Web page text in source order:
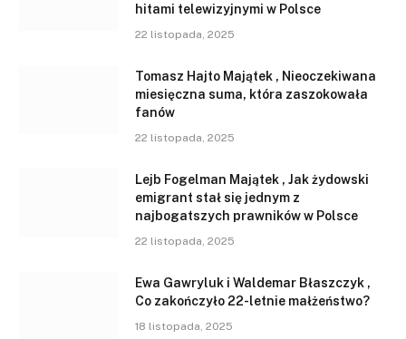
hitami telewizyjnymi w Polsce
22 listopada, 2025
Tomasz Hajto Majątek , Nieoczekiwana
miesięczna suma, która zaszokowała
fanów
22 listopada, 2025
Lejb Fogelman Majątek , Jak żydowski
emigrant stał się jednym z
najbogatszych prawników w Polsce
22 listopada, 2025
Ewa Gawryluk i Waldemar Błaszczyk ,
Co zakończyło 22-letnie małżeństwo?
18 listopada, 2025